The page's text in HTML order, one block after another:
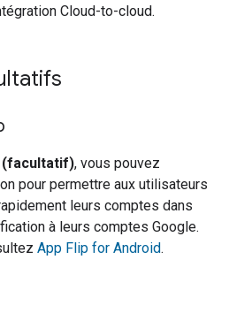
Cloud-to-cloud.
(facultatif), vous pouvez
pour permettre aux utilisateurs
leurs comptes dans
à leurs comptes Google.
App Flip for Android.